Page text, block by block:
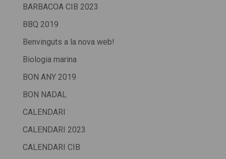
BARBACOA CIB 2023
BBQ 2019
Benvinguts a la nova web!
Biologia marina
BON ANY 2019
BON NADAL
CALENDARI
CALENDARI 2023
CALENDARI CIB